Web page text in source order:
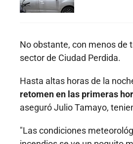
No obstante, con menos de
sector de Ciudad Perdida.
Hasta altas horas de la
retomen en las primeras
aseguró Julio Tamayo,
"Las condiciones